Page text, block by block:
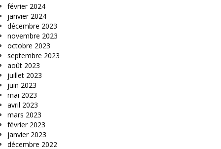
février 2024
janvier 2024
décembre 2023
novembre 2023
octobre 2023
septembre 2023
août 2023
juillet 2023
juin 2023
mai 2023
avril 2023
mars 2023
février 2023
janvier 2023
décembre 2022